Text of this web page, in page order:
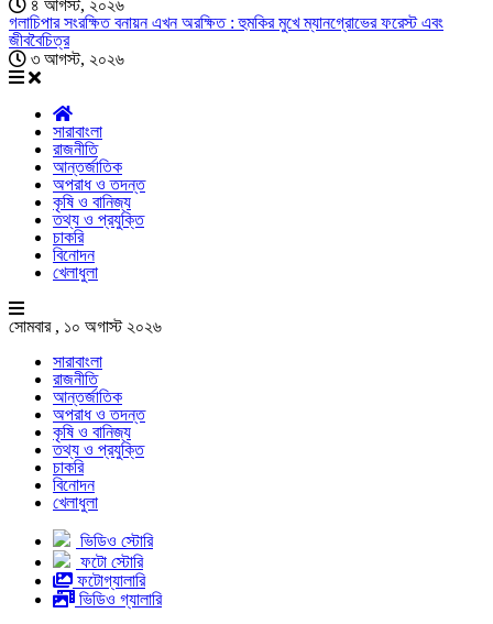
৪ আগস্ট, ২০২৬
গলাচিপার সংরক্ষিত বনায়ন এখন অরক্ষিত : হুমকির মুখে ম্যানগ্রোভের ফরেস্ট এবং
জীববৈচিত্র
৩ আগস্ট, ২০২৬
সারাবাংলা
রাজনীতি
আন্তর্জাতিক
অপরাধ ও তদন্ত
কৃষি ও বানিজ্য
তথ্য ও প্রযুক্তি
চাকরি
বিনোদন
খেলাধুলা
সোমবার , ১০ অগাস্ট ২০২৬
সারাবাংলা
রাজনীতি
আন্তর্জাতিক
অপরাধ ও তদন্ত
কৃষি ও বানিজ্য
তথ্য ও প্রযুক্তি
চাকরি
বিনোদন
খেলাধুলা
ভিডিও স্টোরি
ফটো স্টোরি
ফটোগ্যালারি
ভিডিও গ্যালারি